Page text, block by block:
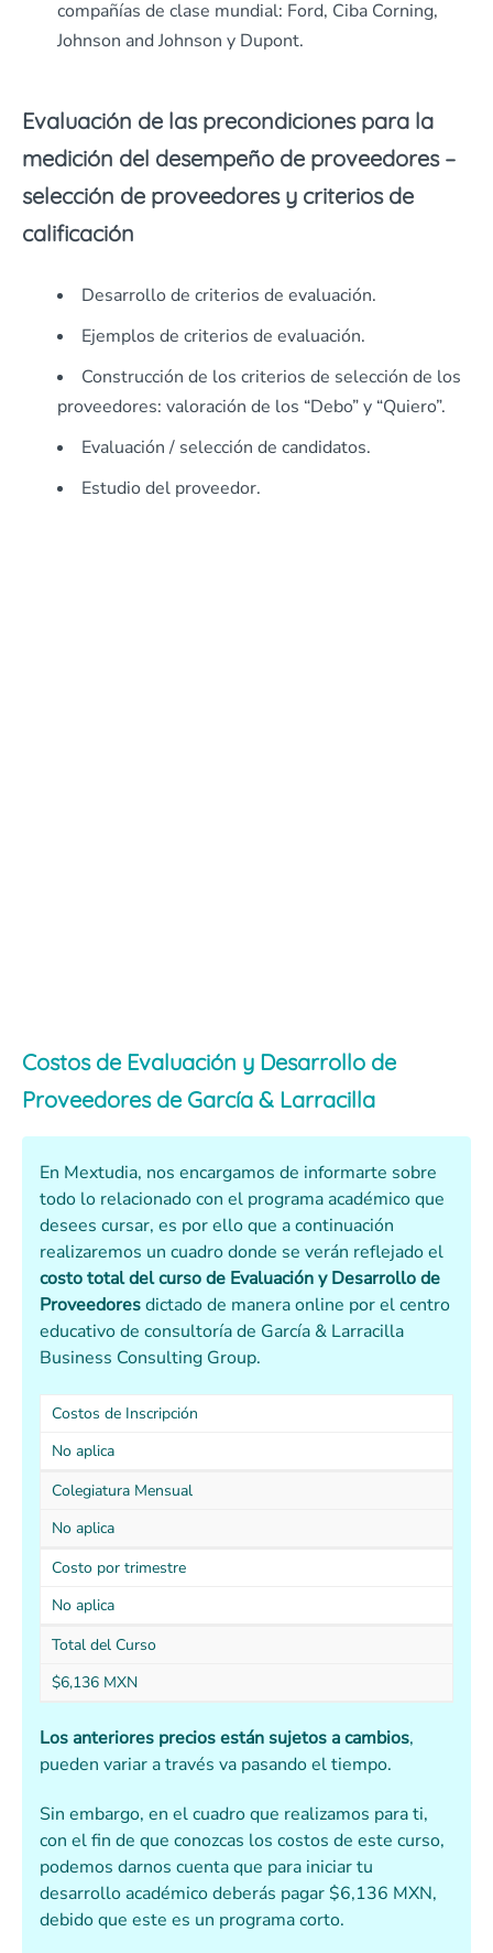
compañías de clase mundial: Ford, Ciba Corning,
Johnson and Johnson y Dupont.
Evaluación de las precondiciones para la
medición del desempeño de proveedores –
selección de proveedores y criterios de
calificación
Desarrollo de criterios de evaluación.
Ejemplos de criterios de evaluación.
Construcción de los criterios de selección de los
proveedores: valoración de los “Debo” y “Quiero”.
Evaluación / selección de candidatos.
Estudio del proveedor.
Costos de Evaluación y Desarrollo de
Proveedores de García & Larracilla
En Mextudia, nos encargamos de informarte sobre
todo lo relacionado con el programa académico que
desees cursar, es por ello que a continuación
realizaremos un cuadro donde se verán reflejado el
costo total del curso de Evaluación y Desarrollo de
Proveedoresdictado de manera online por el centro
educativo de consultoría de García & Larracilla
Business Consulting Group.
Costos de Inscripción
No aplica
Colegiatura Mensual
No aplica
Costo por trimestre
No aplica
Total del Curso
$6,136 MXN
Los anteriores precios están sujetos a cambios,
pueden variar a través va pasando el tiempo.
Sin embargo, en el cuadro que realizamos para ti,
con el fin de que conozcas los costos de este curso,
podemos darnos cuenta que para iniciar tu
desarrollo académico deberás pagar $6,136 MXN,
debido que este es un programa corto.